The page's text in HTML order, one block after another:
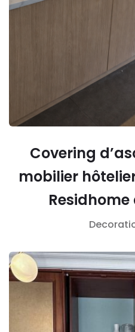
Covering
mobilier